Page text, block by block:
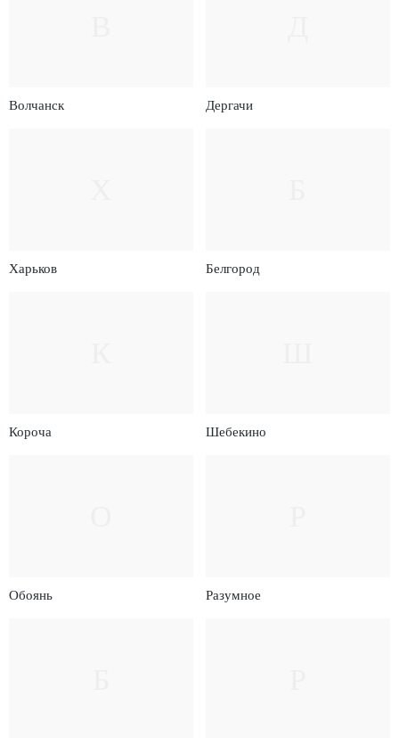
Волчанск Дергачи
Харьков Белгород
Короча Шебекино
Обоянь Разумное